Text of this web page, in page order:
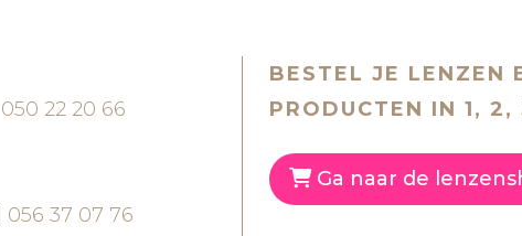
050 22 20 66
056 37 07 76
BESTEL JE LENZEN
PRODUCTEN IN 1, 2,
Ga naar de